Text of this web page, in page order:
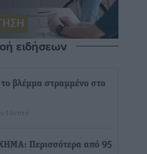
ειδήσεων
βλέμμα στραμμένο στο
1 λεπτό
Περισσότερα από 95